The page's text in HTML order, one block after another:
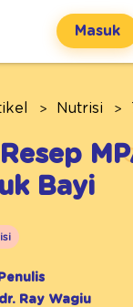
Masuk
Nutrisi
Bayi
Ray Wagiu